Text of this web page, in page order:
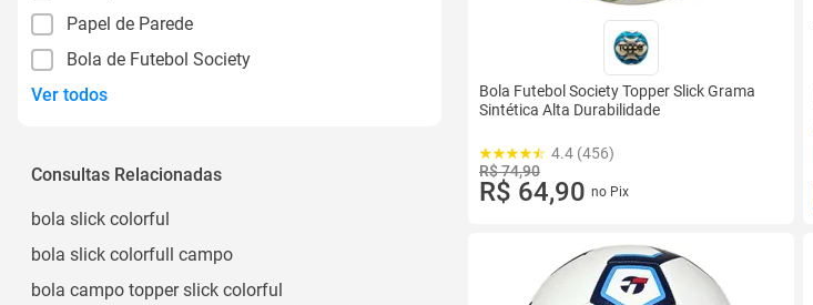
Papel de Parede
Bola de Futebol Society
Ver todos
Consultas Relacionadas
bola slick colorful
bola slick colorfull campo
bola campo topper slick colorful
Bola Futebol Society Topper Slick Grama
Sintética Alta Durabilidade
4.4 (456)
R$ 74,90
R$ 64,90 no Pix